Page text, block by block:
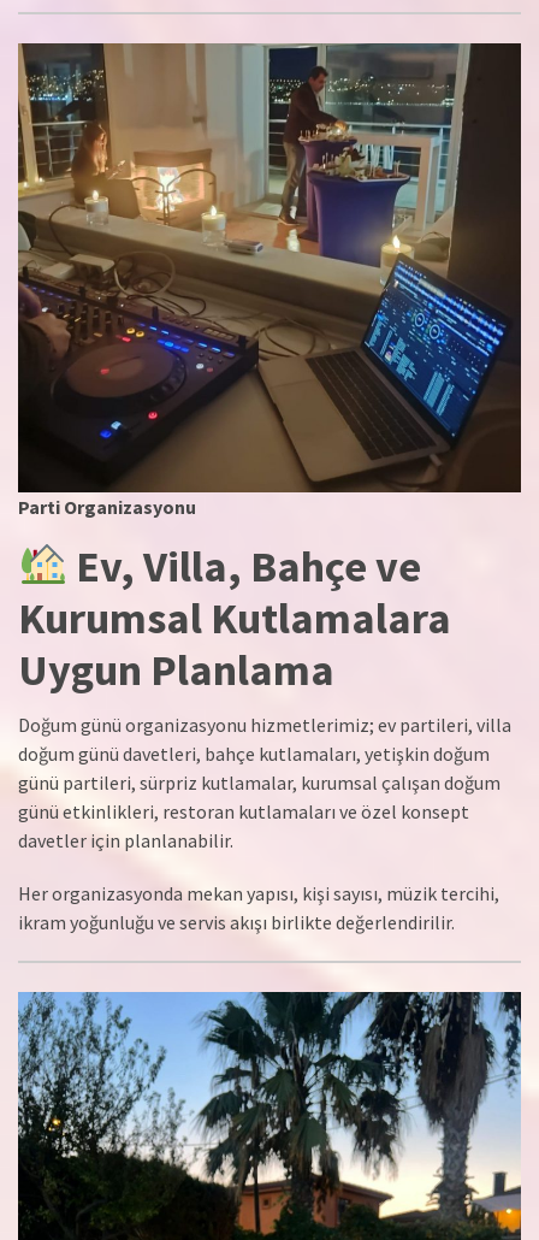
Parti Organizasyonu
Ev, Villa, Bahçe ve
Kurumsal Kutlamalara
Uygun Planlama
Doğum günü organizasyonu hizmetlerimiz; ev partileri, villa
doğum günü davetleri, bahçe kutlamaları, yetişkin doğum
günü partileri, sürpriz kutlamalar, kurumsal çalışan doğum
günü etkinlikleri, restoran kutlamaları ve özel konsept
davetler için planlanabilir.
Her organizasyonda mekan yapısı, kişi sayısı, müzik tercihi,
ikram yoğunluğu ve servis akışı birlikte değerlendirilir.